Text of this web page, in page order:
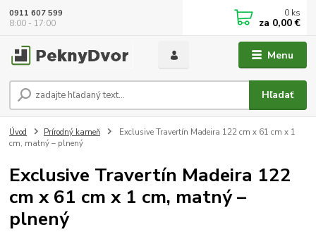
Menu
Hľadať
0911 607 599
8:00 - 17:00
0 ks
za 0,00 €
Úvod Prírodný kameň
Exclusive Travertín Madeira 122 cm x 61 cm x 1
cm, matný – plnený
Exclusive Travertín Madeira 122
cm x 61 cm x 1 cm, matný –
plnený